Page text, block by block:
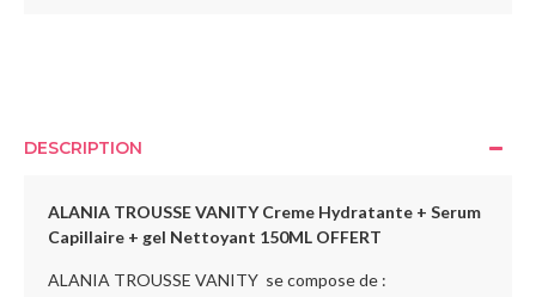
DESCRIPTION
ALANIA TROUSSE VANITY Creme Hydratante + Serum
Capillaire + gel Nettoyant 150ML OFFERT
ALANIA TROUSSE VANITY se compose de :